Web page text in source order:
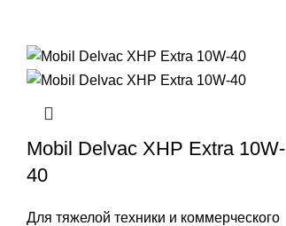
Mobil Delvac XHP Extra 10W-
40
Для тяжелой техники и коммерческого